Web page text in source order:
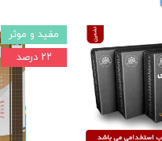
مفید و موثر
۲۲ درصد